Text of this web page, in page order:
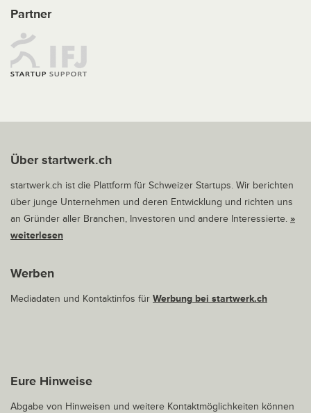
Partner
Über startwerk.ch
startwerk.ch ist die Plattform für Schweizer Startups. Wir berichten
über junge Unternehmen und deren Entwicklung und richten uns
an Gründer aller Branchen, Investoren und andere Interessierte. »
weiterlesen
Werben
Mediadaten und Kontaktinfos für Werbung bei startwerk.ch
Eure Hinweise
Abgabe von Hinweisen und weitere Kontaktmöglichkeiten können